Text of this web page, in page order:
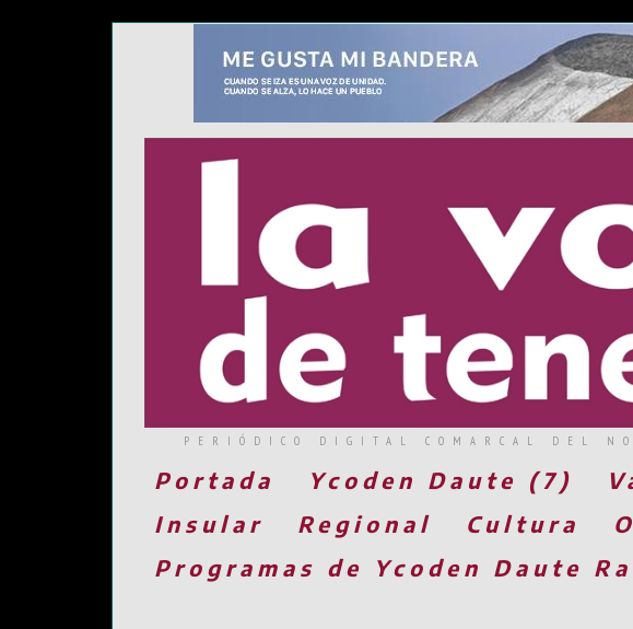
PERIÓDICO DIGITAL COMARCAL DEL
Portada Ycoden Daute (7)
Insular
Regional Cultura
Programas de Ycoden Daute